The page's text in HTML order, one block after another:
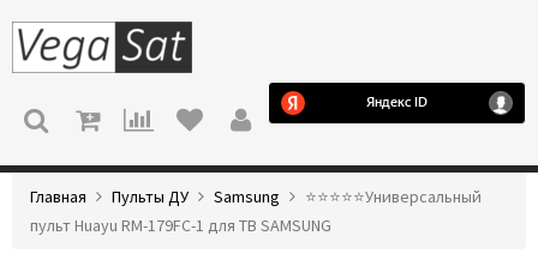
МЕНЮ
Главная Пульты ДУ Samsung
⭐️⭐️⭐️⭐️⭐️Универсальный
пульт Huayu RM-179FC-1 для ТВ SAMSUNG